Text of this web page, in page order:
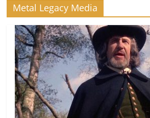
Metal Legacy Media